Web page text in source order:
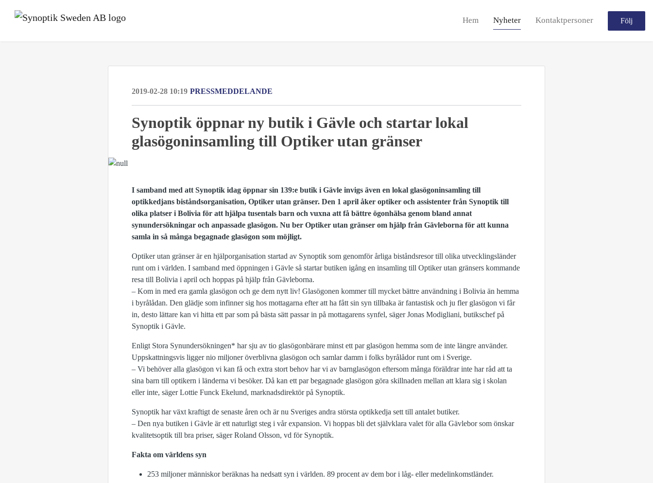
Hem Nyheter Kontaktpersoner Följ
2019-02-28 10:19 PRESSMEDDELANDE
Synoptik öppnar ny butik i Gävle och startar lokal
glasögoninsamling till Optiker utan gränser
I samband med att Synoptik idag öppnar sin 139:e butik i Gävle invigs även en lokal glasögoninsamling till
optikkedjans biståndsorganisation, Optiker utan gränser. Den 1 april åker optiker och assistenter från Synoptik till
olika platser i Bolivia för att hjälpa tusentals barn och vuxna att få bättre ögonhälsa genom bland annat
synundersökningar och anpassade glasögon. Nu ber Optiker utan gränser om hjälp från Gävleborna för att kunna
samla in så många begagnade glasögon som möjligt.
Optiker utan gränser är en hjälporganisation startad av Synoptik som genomför årliga biståndsresor till olika utvecklingsländer
runt om i världen. I samband med öppningen i Gävle så startar butiken igång en insamling till Optiker utan gränsers kommande
resa till Bolivia i april och hoppas på hjälp från Gävleborna.
– Kom in med era gamla glasögon och ge dem nytt liv! Glasögonen kommer till mycket bättre användning i Bolivia än hemma
i byrålådan. Den glädje som infinner sig hos mottagarna efter att ha fått sin syn tillbaka är fantastisk och ju fler glasögon vi får
in, desto lättare kan vi hitta ett par som på bästa sätt passar in på mottagarens synfel, säger Jonas Modigliani, butikschef på
Synoptik i Gävle.
Enligt Stora Synundersökningen* har sju av tio glasögonbärare minst ett par glasögon hemma som de inte längre använder.
Uppskattningsvis ligger nio miljoner överblivna glasögon och samlar damm i folks byrålådor runt om i Sverige.
– Vi behöver alla glasögon vi kan få och extra stort behov har vi av barnglasögon eftersom många föräldrar inte har råd att ta
sina barn till optikern i länderna vi besöker. Då kan ett par begagnade glasögon göra skillnaden mellan att klara sig i skolan
eller inte, säger Lottie Funck Ekelund, marknadsdirektör på Synoptik.
Synoptik har växt kraftigt de senaste åren och är nu Sveriges andra största optikkedja sett till antalet butiker.
– Den nya butiken i Gävle är ett naturligt steg i vår expansion. Vi hoppas bli det självklara valet för alla Gävlebor som önskar
kvalitetsoptik till bra priser, säger Roland Olsson, vd för Synoptik.
Fakta om världens syn
253 miljoner människor beräknas ha nedsatt syn i världen. 89 procent av dem bor i låg- eller medelinkomstländer.